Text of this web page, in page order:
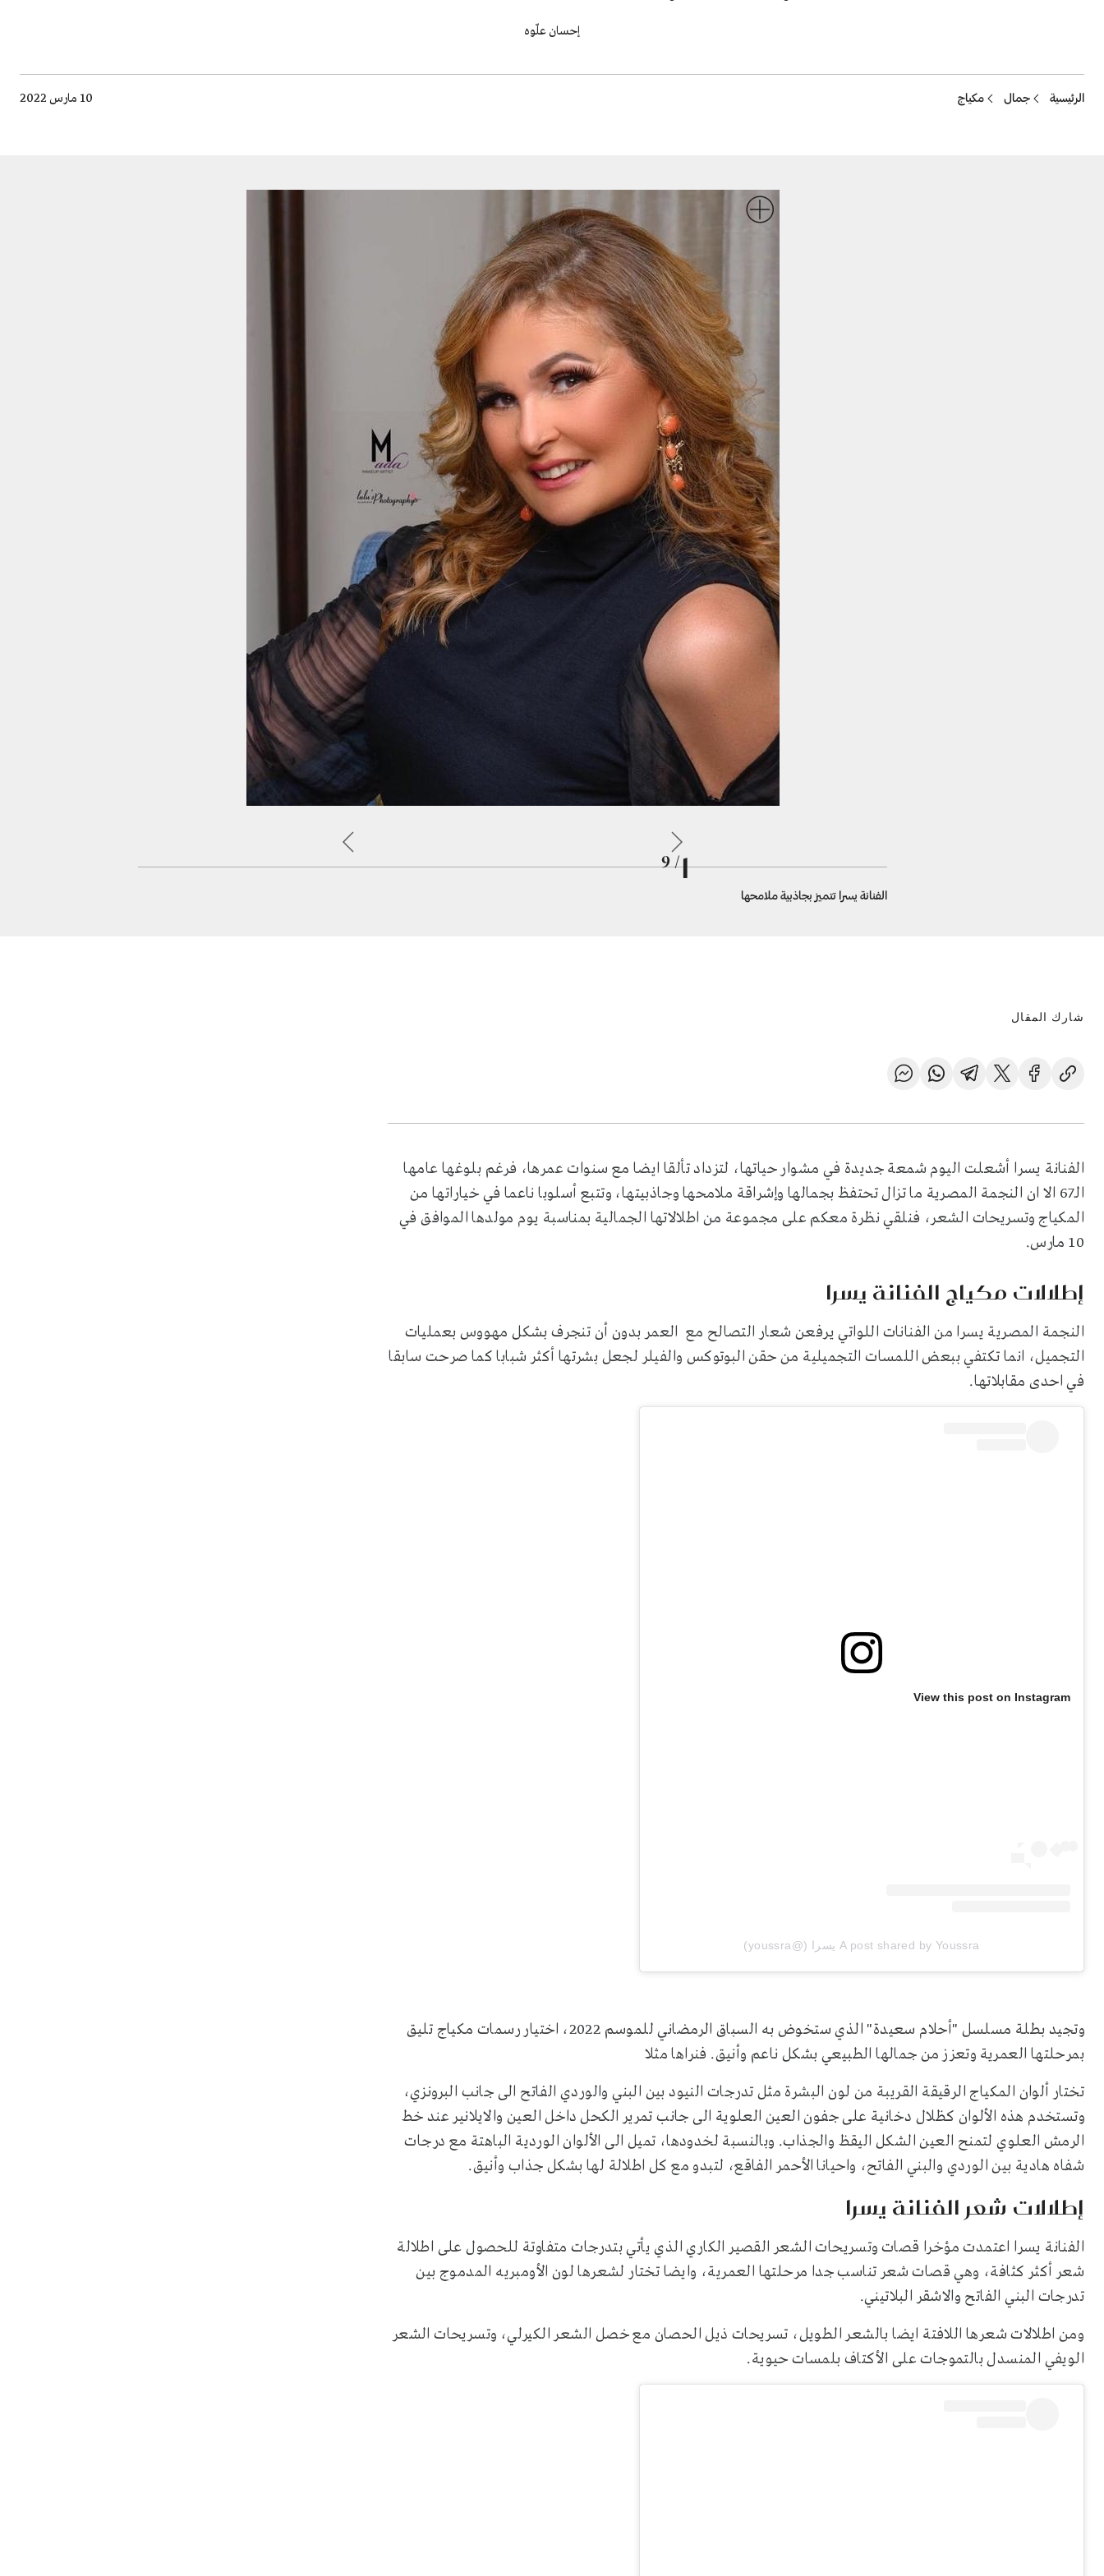
إحسان علّوه
Breadcrumb
الرئيسية جمال مكياج 10 مارس 2022
الفنانة يسرا تتميز بجاذبية ملامحها
1
/ 9
شارك المقال
الفنانة يسرا أشعلت اليوم شمعة جديدة في مشوار حياتها، لتزداد تألقا ايضا مع سنوات عمرها، فرغم بلوغها عامها
الـ67 الا ان النجمة المصرية ما تزال تحتفظ بجمالها وإشراقة ملامحها وجاذبيتها، وتتبع أسلوبا ناعما في خياراتها من
المكياج وتسريحات الشعر، فنلقي نظرة معكم على مجموعة من اطلالاتها الجمالية بمناسبة يوم مولدها الموافق في
10 مارس.
إطلالات مكياج الفنانة يسرا
النجمة المصرية يسرا من الفنانات اللواتي يرفعن شعار التصالح مع العمر بدون أن تنجرف بشكل مهووس بعمليات
التجميل، انما تكتفي ببعض اللمسات التجميلية من حقن البوتوكس والفيلر لجعل بشرتها أكثر شبابا كما صرحت سابقا
في احدى مقابلاتها.
View this post on Instagram
A post shared by Youssra يسرا (@youssra)
وتجيد بطلة مسلسل "أحلام سعيدة" الذي ستخوض به السباق الرمضاني للموسم 2022، اختيار رسمات مكياج تليق
بمرحلتها العمرية وتعزز من جمالها الطبيعي بشكل ناعم وأنيق. فنراها مثلا
تختار ألوان المكياج الرقيقة القريبة من لون البشرة مثل تدرجات النيود بين البني والوردي الفاتح الى جانب البرونزي،
وتستخدم هذه الألوان كظلال دخانية على جفون العين العلوية الى جانب تمرير الكحل داخل العين والايلانير عند خط
الرمش العلوي لتمنح العين الشكل اليقظ والجذاب. وبالنسبة لخدودها، تميل الى الألوان الوردية الباهتة مع درجات
شفاه هادية بين الوردي والبني الفاتح، واحيانا الأحمر الفاقع، لتبدو مع كل اطلالة لها بشكل جذاب وأنيق.
إطلالات شعر الفنانة يسرا
الفنانة يسرا اعتمدت مؤخرا قصات وتسريحات الشعر القصير الكاري الذي يأتي بتدرجات متفاوتة للحصول على اطلالة
شعر أكثر كثافة، وهي قصات شعر تناسب جدا مرحلتها العمرية، وايضا تختار لشعرها لون الأومبريه المدموج بين
تدرجات البني الفاتح والاشقر البلاتيني.
ومن اطلالات شعرها اللافتة ايضا بالشعر الطويل، تسريحات ذيل الحصان مع خصل الشعر الكيرلي، وتسريحات الشعر
الويفي المنسدل بالتموجات على الأكتاف بلمسات حيوية.